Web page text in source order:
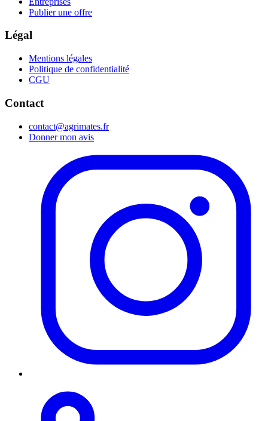
Publier une offre
Légal
Mentions légales
Politique de confidentialité
CGU
Contact
contact@agrimates.fr
Donner mon avis